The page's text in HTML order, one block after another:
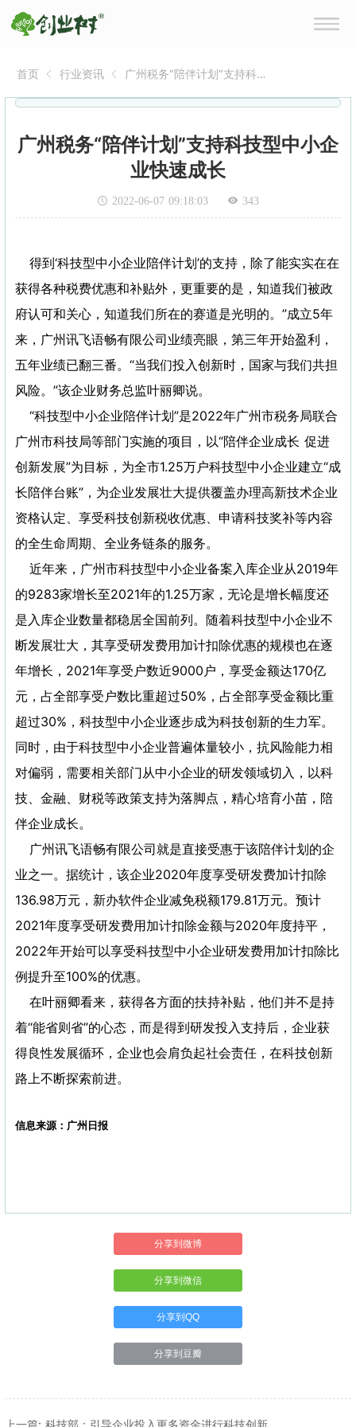
首页 行业资讯
广州税务“陪伴计划”支持科
广州税务“陪伴计划”支持科技型中小企
业快速成长
2022-06-07 09:18:03 343
得到‘科技型中小企业陪伴计划’的支持，除了能实实在在
获得各种税费优惠和补贴外，更重要的是，知道我们被政
府认可和关心，知道我们所在的赛道是光明的。”成立5年
来，广州讯飞语畅有限公司业绩亮眼，第三年开始盈利，
五年业绩已翻三番。“当我们投入创新时，国家与我们共担
风险。”该企业财务总监叶丽卿说。
“科技型中小企业陪伴计划”是2022年广州市税务局联合
广州市科技局等部门实施的项目，以“陪伴企业成长 促进
创新发展”为目标，为全市1.25万户科技型中小企业建立“成
长陪伴台账”，为企业发展壮大提供覆盖办理高新技术企业
资格认定、享受科技创新税收优惠、申请科技奖补等内容
的全生命周期、全业务链条的服务。
近年来，广州市科技型中小企业备案入库企业从2019年
的9283家增长至2021年的1.25万家，无论是增长幅度还
是入库企业数量都稳居全国前列。随着科技型中小企业不
断发展壮大，其享受研发费用加计扣除优惠的规模也在逐
年增长，2021年享受户数近9000户，享受金额达170亿
元，占全部享受户数比重超过50%，占全部享受金额比重
超过30%，科技型中小企业逐步成为科技创新的生力军。
同时，由于科技型中小企业普遍体量较小，抗风险能力相
对偏弱，需要相关部门从中小企业的研发领域切入，以科
技、金融、财税等政策支持为落脚点，精心培育小苗，陪
伴企业成长。
广州讯飞语畅有限公司就是直接受惠于该陪伴计划的企
业之一。据统计，该企业2020年度享受研发费加计扣除
136.98万元，新办软件企业减免税额179.81万元。预计
2021年度享受研发费用加计扣除金额与2020年度持平，
2022年开始可以享受科技型中小企业研发费用加计扣除比
例提升至100%的优惠。
在叶丽卿看来，获得各方面的扶持补贴，他们并不是持
着“能省则省”的心态，而是得到研发投入支持后，企业获
得良性发展循环，企业也会肩负起社会责任，在科技创新
路上不断探索前进。
信息来源：广州日报
分享到微博
分享到微信
分享到QQ
分享到豆瓣